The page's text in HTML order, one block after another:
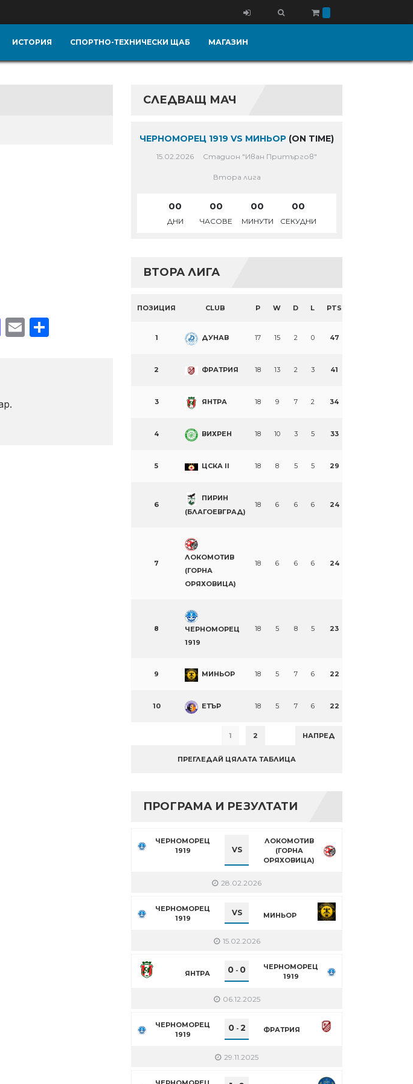
ИСТОРИЯ СПОРТНО-ТЕХНИЧЕСКИ ЩАБ МАГАЗИН
Mastodon
EmailShare
СЛЕДВАЩ МАЧ
ЧЕРНОМОРЕЦ 1919 VS МИНЬОР (ON TIME)
15.02.2026 Стадион "Иван Притъргов"
Втора лига
00
ДНИ
00
ЧАСОВЕ
00
МИНУТИ
00
СЕКУДНИ
ВТОРА ЛИГА
ПОЗИЦИЯ CLUB P W D L PTS
1 ДУНАВ 17 15 2 0 47
2 ФРАТРИЯ 18 13 2 3 41
3 ЯНТРА 18 9 7 2 34
4 ВИХРЕН 18 10 3 5 33
5 ЦСКА II 18 8 5 5 29
6
ПИРИН
(БЛАГОЕВГРАД)
18 6 6 6 24
7
ЛОКОМОТИВ
(ГОРНА
ОРЯХОВИЦА)
18 6 6 6 24
8
ЧЕРНОМОРЕЦ
1919
18 5 8 5 23
9 МИНЬОР 18 5 7 6 22
10 ЕТЪР 18 5 7 6 22
1 2 НАПРЕД
ПРЕГЛЕДАЙ ЦЯЛАТА ТАБЛИЦА
ПРОГРАМА И РЕЗУЛТАТИ
ЧЕРНОМОРЕЦ
1919
VS
ЛОКОМОТИВ
(ГОРНА
ОРЯХОВИЦА)
28.02.2026
ЧЕРНОМОРЕЦ
1919
VS МИНЬОР
15.02.2026
ЯНТРА 0 - 0
ЧЕРНОМОРЕЦ
1919
06.12.2025
ЧЕРНОМОРЕЦ
1919
0- 2 ФРАТРИЯ
29.11.2025